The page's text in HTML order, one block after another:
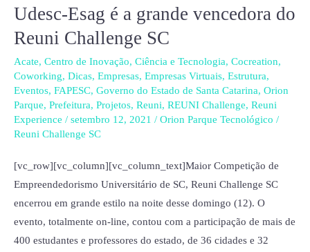
Udesc-Esag é a grande vencedora do
Reuni Challenge SC
Acate, Centro de Inovação, Ciência e Tecnologia, Cocreation,
Coworking, Dicas, Empresas, Empresas Virtuais, Estrutura,
Eventos, FAPESC, Governo do Estado de Santa Catarina, Orion
Parque, Prefeitura, Projetos, Reuni, REUNI Challenge, Reuni
Experience / setembro 12, 2021 / Orion Parque Tecnológico /
Reuni Challenge SC
[vc_row][vc_column][vc_column_text]Maior Competição de
Empreendedorismo Universitário de SC, Reuni Challenge SC
encerrou em grande estilo na noite desse domingo (12). O
evento, totalmente on-line, contou com a participação de mais de
400 estudantes e professores do estado, de 36 cidades e 32
Udesc-
é
a
grande
vencedora
do
Reuni